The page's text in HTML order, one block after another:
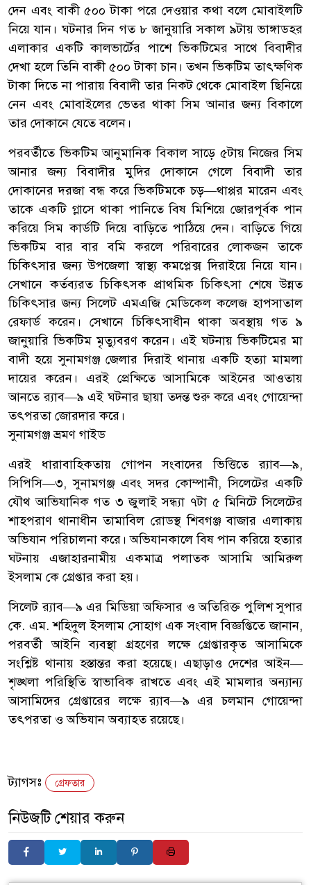
দেন এবং বাকী ৫০০ টাকা পরে দেওয়ার কথা বলে মোবাইলটি
নিয়ে যান। ঘটনার দিন গত ৮ জানুয়ারি সকাল ৯টায় ভাঙ্গাডহর
এলাকার একটি কালভার্টের পাশে ভিকটিমের সাথে বিবাদীর
দেখা হলে তিনি বাকী ৫০০ টাকা চান। তখন ভিকটিম তাৎক্ষণিক
টাকা দিতে না পারায় বিবাদী তার নিকট থেকে মোবাইল ছিনিয়ে
নেন এবং মোবাইলের ভেতর থাকা সিম আনার জন্য বিকালে
তার দোকানে যেতে বলেন।
পরবর্তীতে ভিকটিম আনুমানিক বিকাল সাড়ে ৫টায় নিজের সিম
আনার জন্য বিবাদীর মুদির দোকানে গেলে বিবাদী তার
দোকানের দরজা বন্ধ করে ভিকটিমকে চড়—থাপ্পর মারেন এবং
তাকে একটি গ্লাসে থাকা পানিতে বিষ মিশিয়ে জোরপূর্বক পান
করিয়ে সিম কার্ডটি দিয়ে বাড়িতে পাঠিয়ে দেন। বাড়িতে গিয়ে
ভিকটিম বার বার বমি করলে পরিবারের লোকজন তাকে
চিকিৎসার জন্য উপজেলা স্বাস্থ্য কমপ্লেক্স দিরাইয়ে নিয়ে যান।
সেখানে কর্তব্যরত চিকিৎসক প্রাথমিক চিকিৎসা শেষে উন্নত
চিকিৎসার জন্য সিলেট এমএজি মেডিকেল কলেজ হাপসাতাল
রেফার্ড করেন। সেখানে চিকিৎসাধীন থাকা অবস্থায় গত ৯
জানুয়ারি ভিকটিম মৃত্যুবরণ করেন। এই ঘটনায় ভিকটিমের মা
বাদী হয়ে সুনামগঞ্জ জেলার দিরাই থানায় একটি হত্যা মামলা
দায়ের করেন। এরই প্রেক্ষিতে আসামিকে আইনের আওতায়
আনতে র‌্যাব—৯ এই ঘটনার ছায়া তদন্ত শুরু করে এবং গোয়েন্দা
তৎপরতা জোরদার করে।
সুনামগঞ্জ ভ্রমণ গাইড
এরই ধারাবাহিকতায় গোপন সংবাদের ভিত্তিতে র‌্যাব—৯,
সিপিসি—৩, সুনামগঞ্জ এবং সদর কোম্পানী, সিলেটের একটি
যৌথ আভিযানিক গত ৩ জুলাই সন্ধ্যা ৭টা ৫ মিনিটে সিলেটের
শাহপরাণ থানাধীন তামাবিল রোডস্থ শিবগঞ্জ বাজার এলাকায়
অভিযান পরিচালনা করে। অভিযানকালে বিষ পান করিয়ে হত্যার
ঘটনায় এজাহারনামীয় একমাত্র পলাতক আসামি আমিরুল
ইসলাম কে গ্রেপ্তার করা হয়।
সিলেট র‌্যাব—৯ এর মিডিয়া অফিসার ও অতিরিক্ত পুলিশ সুপার
কে. এম. শহিদুল ইসলাম সোহাগ এক সংবাদ বিজ্ঞপ্তিতে জানান,
পরবর্তী আইনি ব্যবস্থা গ্রহণের লক্ষে গ্রেপ্তারকৃত আসামিকে
সংশ্লিষ্ট থানায় হস্তান্তর করা হয়েছে। এছাড়াও দেশের আইন—
শৃঙ্খলা পরিস্থিতি স্বাভাবিক রাখতে এবং এই মামলার অন্যান্য
আসামিদের গ্রেপ্তারের লক্ষে র‌্যাব—৯ এর চলমান গোয়েন্দা
তৎপরতা ও অভিযান অব্যাহত রয়েছে।
ট্যাগসঃ গ্রেফতার
নিউজটি শেয়ার করুন